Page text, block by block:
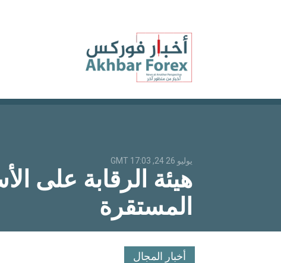
يوليو 26 24, 17:03 GMT
هيئة الرقابة على
المستقرة
أخبار المجال